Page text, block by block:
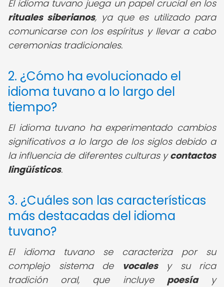
El idioma tuvano juega un papel crucial en los
rituales siberianos, ya que es utilizado para
comunicarse con los espíritus y llevar a cabo
ceremonias tradicionales.
2. ¿Cómo ha evolucionado el
idioma tuvano a lo largo del
tiempo?
El idioma tuvano ha experimentado cambios
significativos a lo largo de los siglos debido a
la influencia de diferentes culturas ycontactos
lingüísticos.
3. ¿Cuáles son las características
más destacadas del idioma
tuvano?
El idioma tuvano se caracteriza por su
complejo sistema de vocalesy su rica
tradición oral, que incluye poesíay